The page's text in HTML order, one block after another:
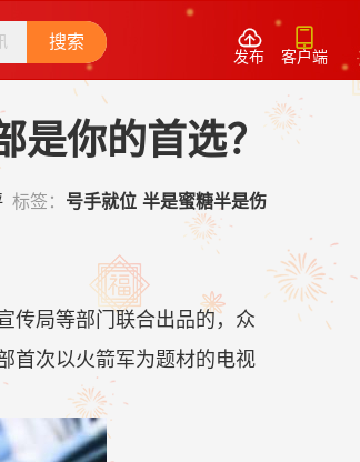
搜索 
发布

客户端
你的首选？
标签： 号手就位 半是蜜糖半是伤
局等部门联合出品的，众
首次以火箭军为题材的电视